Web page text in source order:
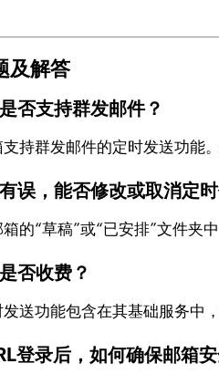
及解答
否支持群发邮件？
持群发邮件的定时发送功能
误，能否修改或取消定
的“草稿”或“已安排”文件夹
否收费？
送功能包含在其基础服务中
登录后，如何确保邮箱安